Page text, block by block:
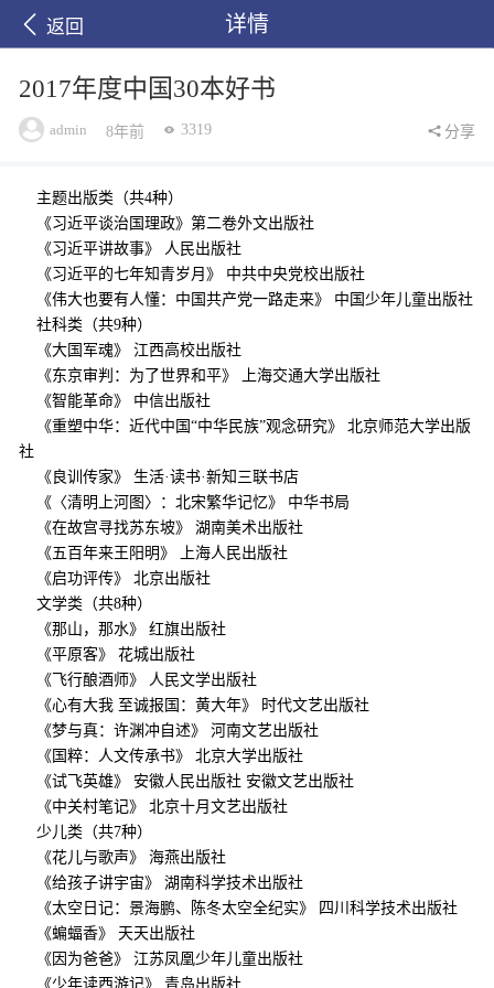
返回 详情
2017年度中国30本好书
admin 8年前 3319 分享
主题出版类（共4种）
《习近平谈治国理政》第二卷外文出版社
《习近平讲故事》 人民出版社
《习近平的七年知青岁月》 中共中央党校出版社
《伟大也要有人懂：中国共产党一路走来》 中国少年儿童出版社
社科类（共9种）
《大国军魂》 江西高校出版社
《东京审判：为了世界和平》 上海交通大学出版社
《智能革命》 中信出版社
《重塑中华：近代中国“中华民族”观念研究》 北京师范大学出版
社
《良训传家》 生活·读书·新知三联书店
《〈清明上河图〉：北宋繁华记忆》 中华书局
《在故宫寻找苏东坡》 湖南美术出版社
《五百年来王阳明》 上海人民出版社
《启功评传》 北京出版社
文学类（共8种）
《那山，那水》 红旗出版社
《平原客》 花城出版社
《飞行酿酒师》 人民文学出版社
《心有大我 至诚报国：黄大年》 时代文艺出版社
《梦与真：许渊冲自述》 河南文艺出版社
《国粹：人文传承书》 北京大学出版社
《试飞英雄》 安徽人民出版社 安徽文艺出版社
《中关村笔记》 北京十月文艺出版社
少儿类（共7种）
《花儿与歌声》 海燕出版社
《给孩子讲宇宙》 湖南科学技术出版社
《太空日记：景海鹏、陈冬太空全纪实》 四川科学技术出版社
《蝙蝠香》 天天出版社
《因为爸爸》 江苏凤凰少年儿童出版社
《少年读西游记》 青岛出版社